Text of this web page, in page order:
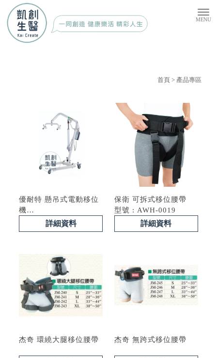
首頁> 產品專區
優耐特 懸吊式電動移位
機
型號 : PL400C
詳細資料
保衛 可拆式移位腰帶
型號 : AWH-0019
詳細資料
杰奇 環繞大腿移位腰帶 杰奇 無跨式移位腰帶